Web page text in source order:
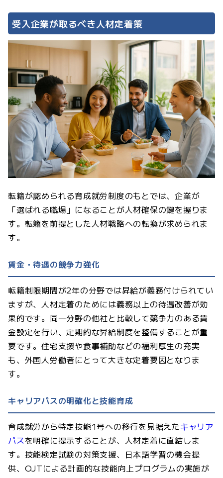
受入企業が取るべき人材定着策
転籍が認められる育成就労制度のもとでは、企業が
「選ばれる職場」になることが人材確保の鍵を握りま
す。転籍を前提とした人材戦略への転換が求められま
す。
賃金・待遇の競争力強化
転籍制限期間が2年の分野では昇給が義務付けられてい
ますが、人材定着のためには義務以上の待遇改善が効
果的です。同一分野の他社と比較して競争力のある賃
金設定を行い、定期的な昇給制度を整備することが重
要です。住宅支援や食事補助などの福利厚生の充実
も、外国人労働者にとって大きな定着要因となりま
す。
キャリアパスの明確化と技能育成
育成就労から特定技能1号への移行を見据えたキャリア
パスを明確に提示することが、人材定着に直結しま
す。技能検定試験の対策支援、日本語学習の機会提
供、OJTによる計画的な技能向上プログラムの実施が